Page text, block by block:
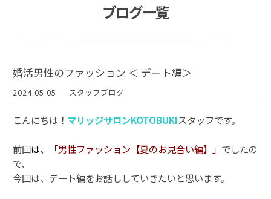
ブログ一覧
婚活男性のファッション ＜ デート編＞
2024.05.05 スタッフブログ
こんにちは！ マリッジサロンKOTOBUKIスタッフです。
前回は、 「男性ファッション【夏のお見合い編】」 でしたの
で、
今回は、デート編をお話ししていきたいと思います。